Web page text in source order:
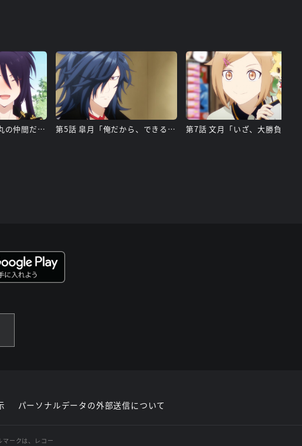
第4話 卯月「この本丸の仲間だからだ」 第5話 皐月「俺だから、できること」 第7話 文月「いざ、大勝負」
パーソナルデータの外部送信について
マークは、レコー